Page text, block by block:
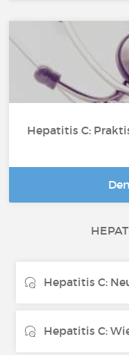
Hepatitis C:
Hepatitis C:
Hepatitis C: